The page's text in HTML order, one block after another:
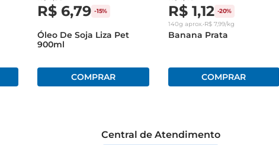
R$ 6,79 -15%
Óleo De Soja Liza Pet
900ml
R$ 1,12 -20%
140g aprox.•R$ 7,99/kg
Banana Prata
Central de Atendimento